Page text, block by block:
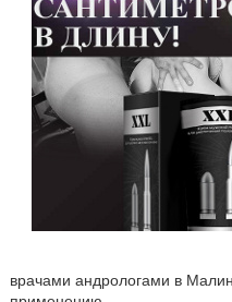
врачами андрологами в